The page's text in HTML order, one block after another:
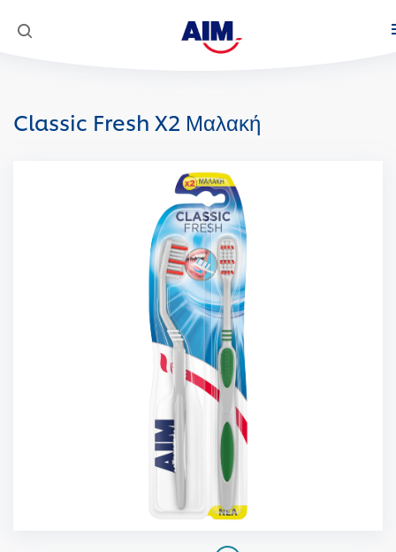
Κοινωνική Αποστολή
AIM Complete 8 Actions
Super Mario
White Now
Classic Fresh X2 Μαλακή